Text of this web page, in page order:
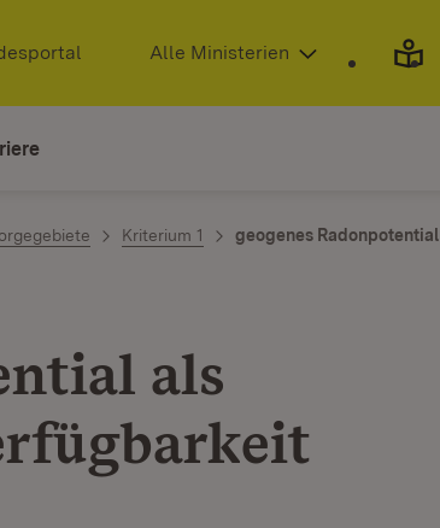
(Öffnet in neuem Fenster)
Alle Ministerien
Kriterium 1 geogenes Radonpotential
als